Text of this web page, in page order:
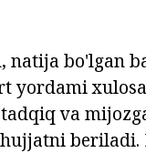
natija bo'lgan
yordami
va
beriladi.